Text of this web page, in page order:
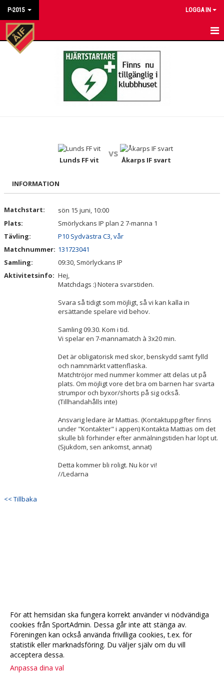
P-2015 LOGGA IN
HEM
DOKUMENT
Lunds FF vit
vs
Åkarps IF svart
INFORMATION
Matchstart:
sön 15 juni, 10:00
Plats:
Smörlyckans IP plan 2 7-manna 1
Tävling:
P10 Sydvästra C3, vår
Matchnummer: 131723041
Samling:
09:30, Smörlyckans IP
Aktivitetsinfo: Hej,
Matchdags :) Notera svarstiden.
Svara så tidigt som möjligt, så vi kan kalla in
ersättande spelare vid behov.
Samling 09.30. Kom i tid.
Vi spelar en 7-mannamatch à 3x20 min.
Det är obligatorisk med skor, benskydd samt fylld
och namnmärkt vattenflaska.
Matchtröjor med nummer kommer att delas ut på
plats. Om möjligt vore det bra om barnen har svarta
strumpor och byxor/shorts på sig också.
(Tillhandahålls inte)
Ansvarig ledare är Mattias. (Kontaktuppgifter finns
under "Kontakter" i appen) Kontakta Mattias om det
skulle bli förhinder efter anmälningstiden har löpt ut.
(Sjukdom, sen ankomst, annat)
Detta kommer bli roligt. Nu kör vi!
//Ledarna
<< Tillbaka
För att hemsidan ska fungera korrekt använder vi nödvändiga
cookies från SportAdmin. Dessa går inte att stänga av.
Föreningen kan också använda frivilliga cookies, t.ex. för
statistik eller marknadsföring. Du väljer själv om du vill
acceptera dessa.
Anpassa dina val